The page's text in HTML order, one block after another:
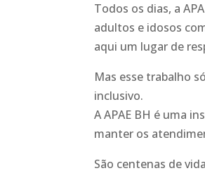
Todos os dias, a
adultos e idosos
aqui um lugar de
Mas esse trabalho
inclusivo.
A APAE BH é uma
manter os
São centenas de